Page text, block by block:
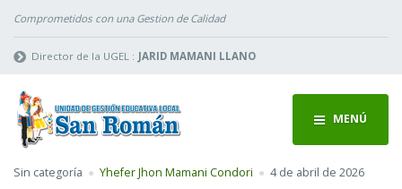
Comprometidos con una Gestion de Calidad
Director de la UGEL : JARID MAMANI LLANO
MENÚ
Sin categoría Yhefer Jhon Mamani Condori 4 de abril de 2026